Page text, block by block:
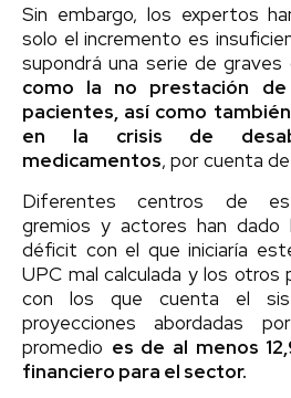
Sin embargo, los expertos
solo el incremento es
supondrá una serie de graves
como la no prestación
pacientes, así como
en la crisis de
medicamentos, por cuenta
Diferentes centros de
gremios y actores han dado
déficit con el que iniciaría
UPC mal calculada y los otros
con los que cuenta el
proyecciones abordadas
promedio es de al menos
financiero para el sector.